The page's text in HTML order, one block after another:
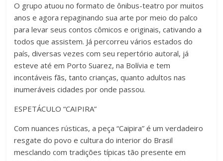
O grupo atuou no formato de ônibus-teatro por muitos
anos e agora repaginando sua arte por meio do palco
para levar seus contos cômicos e originais, cativando a
todos que assistem. Já percorreu vários estados do
país, diversas vezes com seu repertório autoral, já
esteve até em Porto Suarez, na Bolívia e tem
incontáveis fãs, tanto crianças, quanto adultos nas
inumeráveis cidades por onde passou.
ESPETÁCULO “CAIPIRA”
Com nuances rústicas, a peça “Caipira” é um verdadeiro
resgate do povo e cultura do interior do Brasil
mesclando com tradições típicas tão presente em